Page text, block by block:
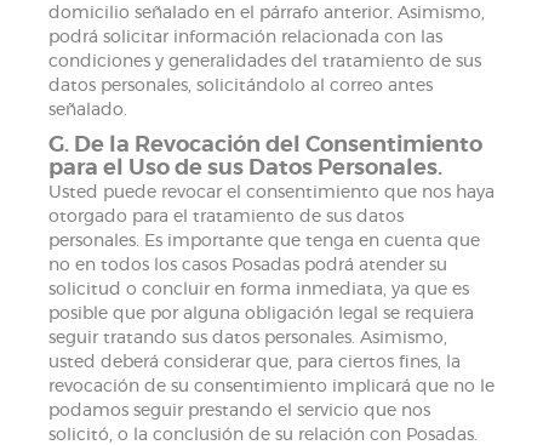
domicilio señalado en el párrafo anterior. Asimismo,
podrá solicitar información relacionada con las
condiciones y generalidades del tratamiento de sus
datos personales, solicitándolo al correo antes
señalado.
G. De la Revocación del Consentimiento
para el Uso de sus Datos Personales.
Usted puede revocar el consentimiento que nos haya
otorgado para el tratamiento de sus datos
personales. Es importante que tenga en cuenta que
no en todos los casos Posadas podrá atender su
solicitud o concluir en forma inmediata, ya que es
posible que por alguna obligación legal se requiera
seguir tratando sus datos personales. Asimismo,
usted deberá considerar que, para ciertos fines, la
revocación de su consentimiento implicará que no le
podamos seguir prestando el servicio que nos
solicitó, o la conclusión de su relación con Posadas.